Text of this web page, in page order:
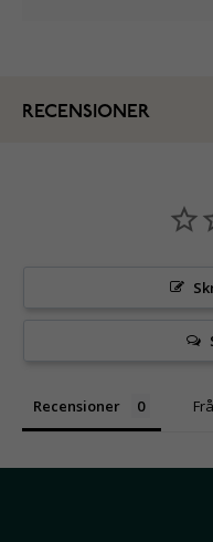
RECENSIONER
Recensioner